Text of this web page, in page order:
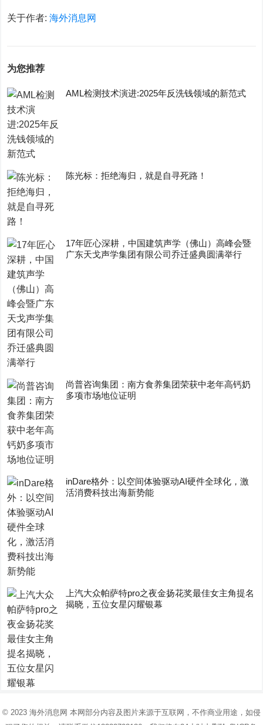
关于作者:海外消息网
为您推荐
AML检测技术演进:2025年反洗钱领域的新范式
陈光标：拒绝海归，就是自寻死路！
17年匠心深耕，中国建筑声学（佛山）高峰会暨
广东天戈声学集团有限公司乔迁盛典圆满举行
尚普咨询集团：南方食养集团荣获中老年高钙奶
多项市场地位证明
inDare格外：以空间体验驱动AI硬件全球化，激
活消费科技出海新势能
上汽大众帕萨特pro之夜金扬花奖最佳女主角提名
揭晓，五位女星闪耀银幕
© 2023 海外消息网 本网部分内容及图片来源于互联网，不作商业用途，如侵